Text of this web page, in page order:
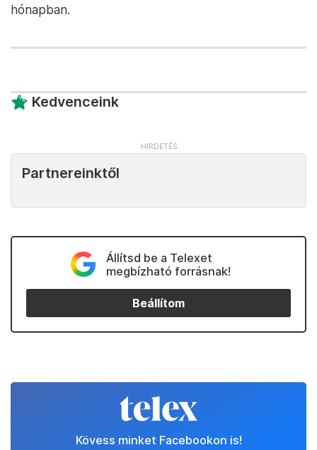
hónapban.
Kedvenceink
Partnereinktől
Állítsd be a Telexet
megbízható forrásnak!
Beállítom
Kövess minket Facebookon is!